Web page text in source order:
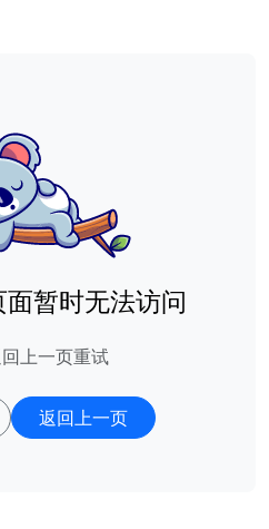
暂时无法访问
上一页重试
返回上一页